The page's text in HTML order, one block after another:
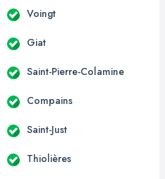
Voingt
Giat
Saint-Pierre-Colamine
Compains
Saint-Just
Thiolières